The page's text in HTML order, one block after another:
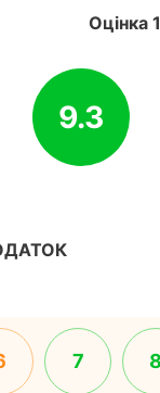
Оцінка
9.3
7 8